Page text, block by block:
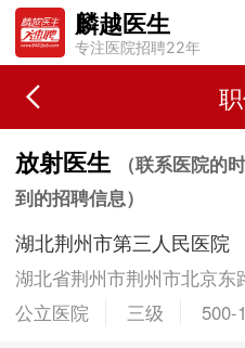
麟越医生
专注医院招聘22年
放射医生
（联系医院的
到的招聘信息）
湖北荆州市第三人民医院
湖北省荆州市荆州市北京东
公立医院
三级 500-